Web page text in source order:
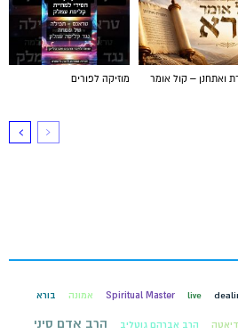
מוזיקה לפורים
ואתחנן – קול אומר
live
Spiritual Master אמונה בורא
דיאטה הרב אברהם גוטליב הרב אדם סיני